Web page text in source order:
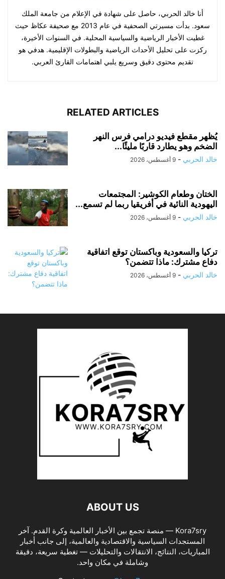
أنا خالد الحربي، حاصل على شهادة في الإعلام من جامعة الملك
سعود. بدأت مسيرتي الصحفية في عام 2013 مع صحيفة عكاظ حيث
غطيت الأخبار الرياضية والسياسية المحلية. في السنوات الأخيرة،
ركزت على تحليل الأحداث الرياضية والبطولات الإقليمية. هدفي هو
تقديم محتوى دقيق وسريع يلبي اهتمامات القارئ العربي.
RELATED ARTICLES
يُظهر مقطع فيديو درامي فرس النهر
الضخم وهو يطارد قاربًا مليئًا...
خالد الحربي - 9 أغسطس، 2026
الختان وطعام الكوشير: المجتمعات
اليهودية النائية في أفريقيا ربما لم تسمع...
خالد الحربي - 9 أغسطس، 2026
تركيا والسعودية وباكستان توقع اتفاقية
دفاع مشترك: ماذا تتضمن؟
خالد الحربي - 9 أغسطس، 2026
ABOUT US
Kora7sry — منصة تجمع بين الأخبار العالمية وكرة القدم. آخر
المستجدات السياسية والاقتصادية والعالمية، إلى جانب أخبار
المباريات، النتائج، الانتقالات والتحليلات — تغطية سريعة، دقيقة
وشاملة في مكان واحد.